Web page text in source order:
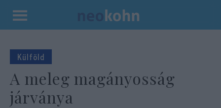
Kilépés
tartalomba
Külföld
A meleg magányosság
járványa